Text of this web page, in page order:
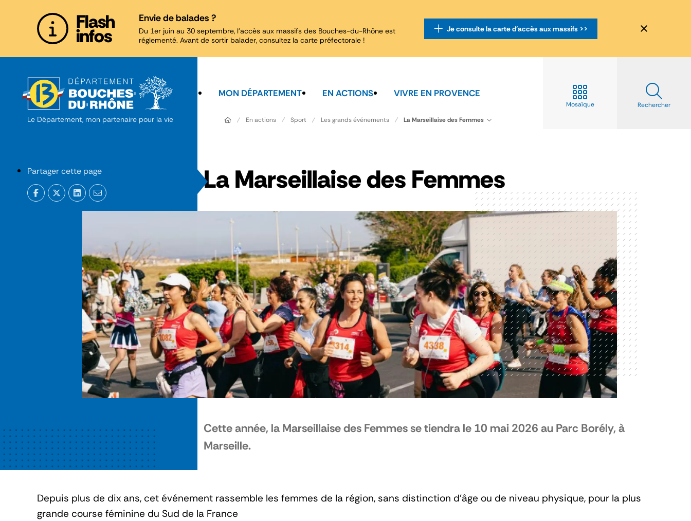
Flash
infos
Envie de balades ?
Du 1er juin au 30 septembre, l'accès aux massifs des Bouches-du-Rhône est
réglementé. Avant de sortir balader, consultez la carte préfectorale !
Je consulte la carte d'accès aux massifs >>
Le Département, mon partenaire pour la vie
MON DÉPARTEMENT EN ACTIONS VIVRE EN PROVENCE
Mosaïque
Rechercher
En actions
Sport Les grands événements La Marseillaise des Femmes
La Marseillaise des Femmes
Cette année, la Marseillaise des Femmes se tiendra le 10 mai 2026 au Parc Borély, à
Marseille.
Partager cette page
Depuis plus de dix ans, cet événement rassemble les femmes de la région, sans distinction d'âge ou de niveau physique, pour la plus
grande course féminine du Sud de la France